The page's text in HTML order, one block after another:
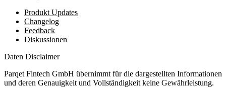
Produkt Updates
Changelog
Feedback
Diskussionen
Daten Disclaimer
Parqet Fintech GmbH übernimmt für die dargestellten Informationen
und deren Genauigkeit und Vollständigkeit keine Gewährleistung.